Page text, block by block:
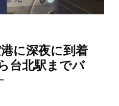
に深夜に到着
台北駅までバ